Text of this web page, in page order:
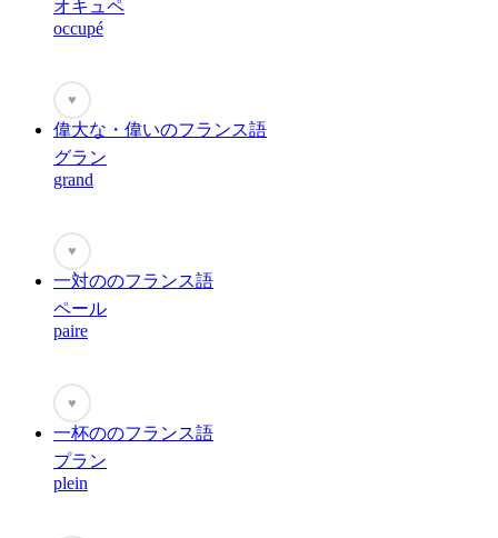
オキュペ
occupé
♥
偉大な・偉いのフランス語
グラン
grand
♥
一対ののフランス語
ペール
paire
♥
一杯ののフランス語
プラン
plein